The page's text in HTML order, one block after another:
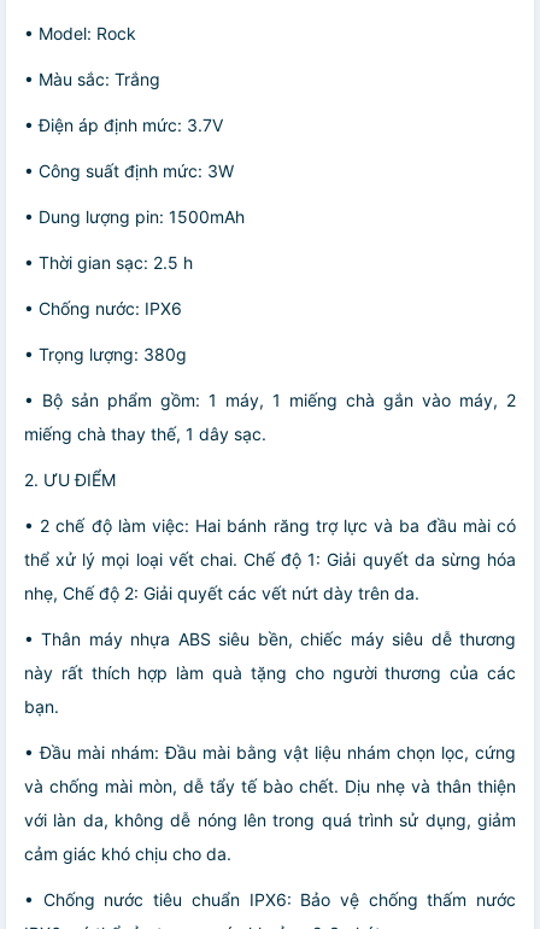
• Model: Rock
• Màu sắc: Trắng
• Điện áp định mức: 3.7V
• Công suất định mức: 3W
• Dung lượng pin: 1500mAh
• Thời gian sạc: 2.5 h
• Chống nước: IPX6
• Trọng lượng: 380g
• Bộ sản phẩm gồm: 1 máy, 1 miếng chà gắn vào máy, 2
miếng chà thay thế, 1 dây sạc.
2. ƯU ĐIỂM
• 2 chế độ làm việc: Hai bánh răng trợ lực và ba đầu mài có
thể xử lý mọi loại vết chai. Chế độ 1: Giải quyết da sừng hóa
nhẹ, Chế độ 2: Giải quyết các vết nứt dày trên da.
• Thân máy nhựa ABS siêu bền, chiếc máy siêu dễ thương
này rất thích hợp làm quà tặng cho người thương của các
bạn.
• Đầu mài nhám: Đầu mài bằng vật liệu nhám chọn lọc, cứng
và chống mài mòn, dễ tẩy tế bào chết. Dịu nhẹ và thân thiện
với làn da, không dễ nóng lên trong quá trình sử dụng, giảm
cảm giác khó chịu cho da.
• Chống nước tiêu chuẩn IPX6: Bảo vệ chống thấm nước